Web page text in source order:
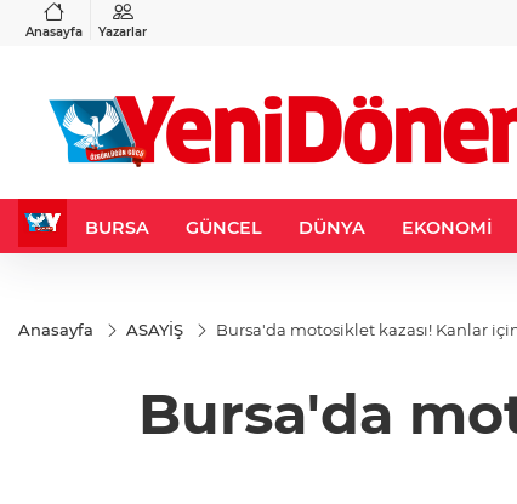
Anasayfa Yazarlar
%-0,22
BURSA GÜNCEL DÜNYA EKONOMİ
Anasayfa ASAYİŞ Bursa'da motosiklet kazası! Kanlar
Bursa'da